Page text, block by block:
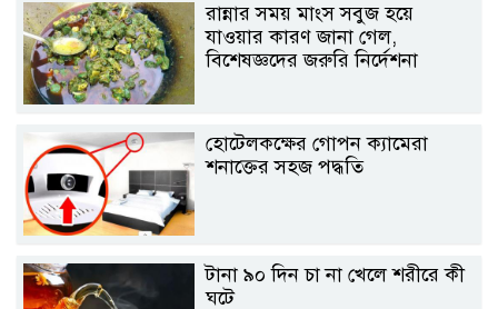
রান্নার সময় মাংস সবুজ হয়ে
যাওয়ার কারণ জানা গেল,
বিশেষজ্ঞদের জরুরি নির্দেশনা
হোটেলকক্ষের গোপন ক্যামেরা
শনাক্তের সহজ পদ্ধতি
টানা ৯০ দিন চা না খেলে শরীরে কী
ঘটে